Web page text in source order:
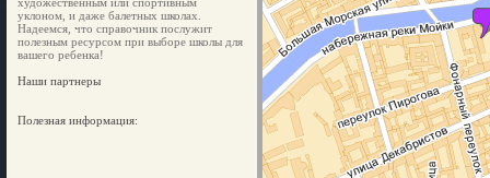
уклоном, и даже балетных школах.
Надеемся, что справочник послужит
полезным ресурсом при выборе школы для
вашего ребенка!
Наши партнеры
Полезная информация: